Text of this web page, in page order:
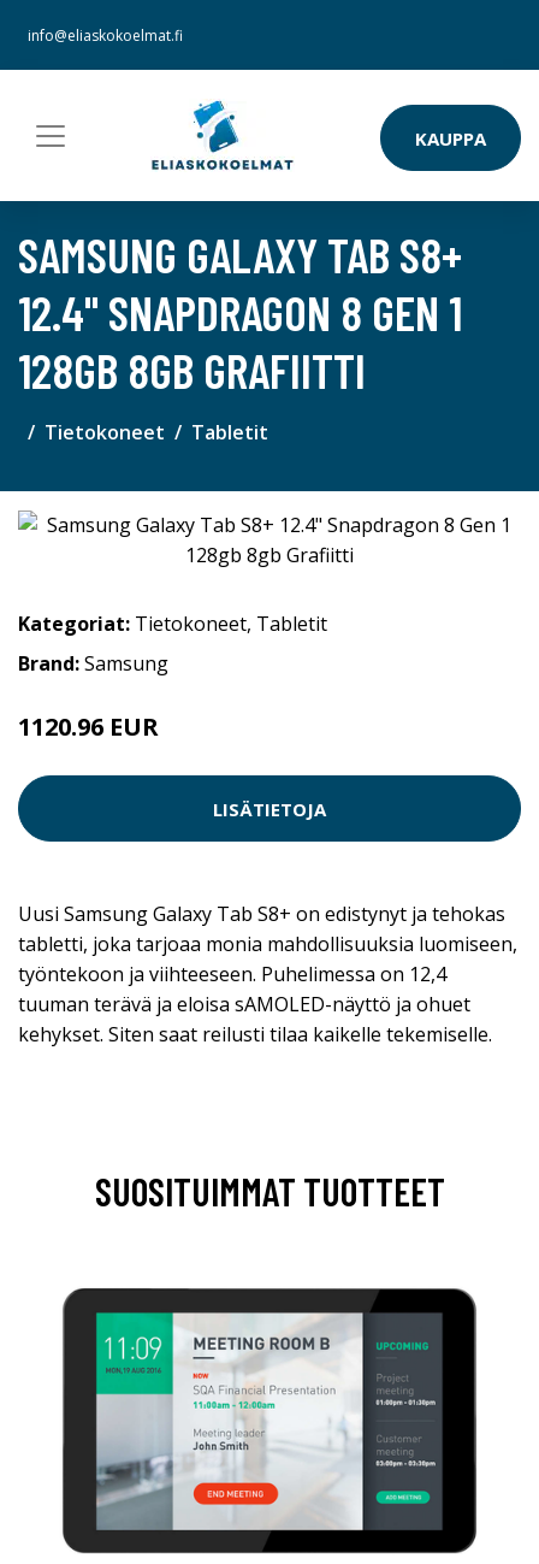
info@eliaskokoelmat.fi
KAUPPA
SAMSUNG GALAXY TAB S8+
12.4" SNAPDRAGON 8 GEN 1
128GB 8GB GRAFIITTI
Tietokoneet Tabletit
Kategoriat: Tietokoneet, Tabletit
Brand:Samsung
1120.96 EUR
LISÄTIETOJA
Uusi Samsung Galaxy Tab S8+ on edistynyt ja tehokas
tabletti, joka tarjoaa monia mahdollisuuksia luomiseen,
työntekoon ja viihteeseen. Puhelimessa on 12,4
tuuman terävä ja eloisa sAMOLED-näyttö ja ohuet
kehykset. Siten saat reilusti tilaa kaikelle tekemiselle.
SUOSITUIMMAT TUOTTEET